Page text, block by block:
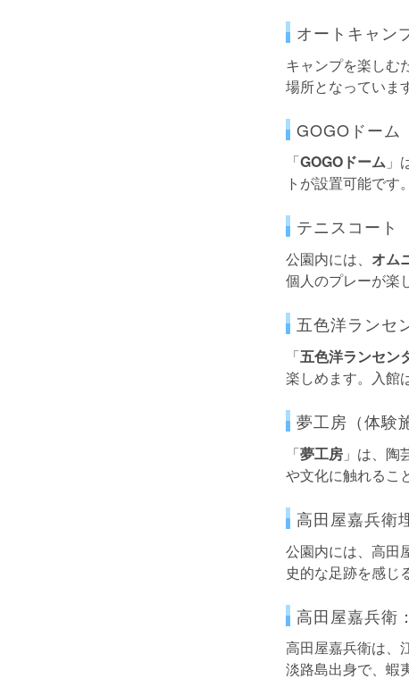
オートキャン
キャンプを楽しむ
場所となっていま
GOGOドーム
「GOGOドーム 」
トが設置可能です
テニスコート
公園内には、 オム
個人のプレーが楽
五色洋ランセ
「五色洋ランセン
楽しめます。入館
夢工房（体験
「夢工房 」は、
や文化に触れるこ
高田屋嘉兵衛
公園内には、高田
史的な足跡を感じ
高田屋嘉兵衛
高田屋嘉兵衛は、
淡路島出身で、蝦